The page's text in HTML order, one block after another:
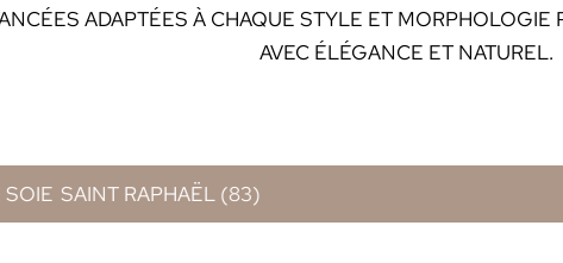
ADAPTÉES À CHAQUE STYLE ET MORPHOLOGIE
AVEC ÉLÉGANCE ET NATUREL.
(83)